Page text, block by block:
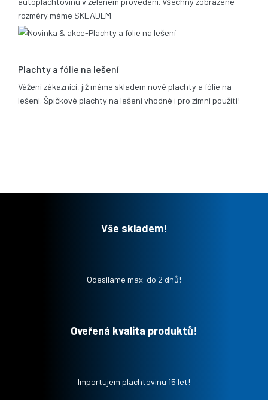
rozměry máme SKLADEM.
Plachty a fólie na lešení
Vážení zákazníci, již máme skladem nové plachty a fólie na
lešení. Špičkové plachty na lešení vhodné i pro zimní použití!
Vše skladem!
Odesílame max. do 2 dnů!
Oveřená kvalita produktů!
Importujem plachtovinu 15 let!